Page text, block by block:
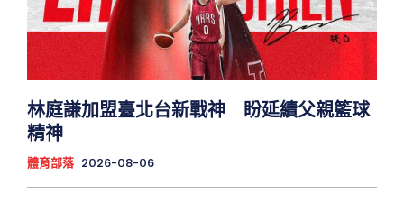
林庭謙加盟臺北台新戰神 盼延續父親籃球
精神
體育部落 2026-08-06